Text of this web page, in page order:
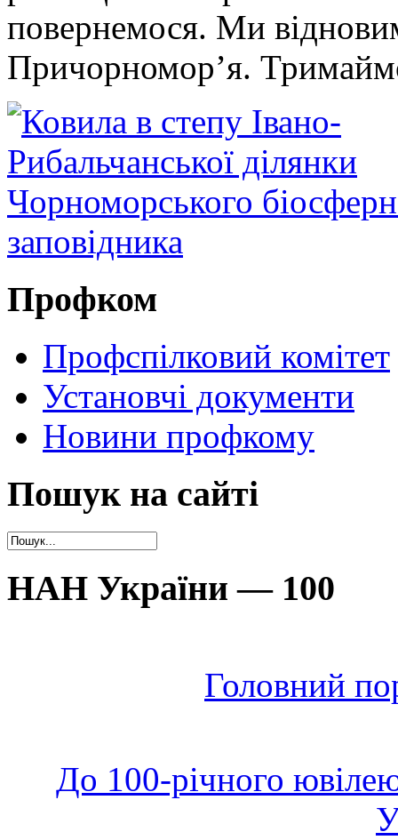
повернемося. Ми
Причорномор’я.
Профком
Профспілковий комітет
Установчі документи
Новини профкому
Пошук на сайті
НАН України — 100
Головний
До 100-річного